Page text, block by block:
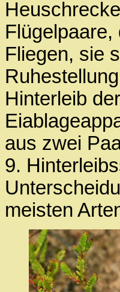
Fliegen, sie
Hinterleib
aus zwei
9.
meisten